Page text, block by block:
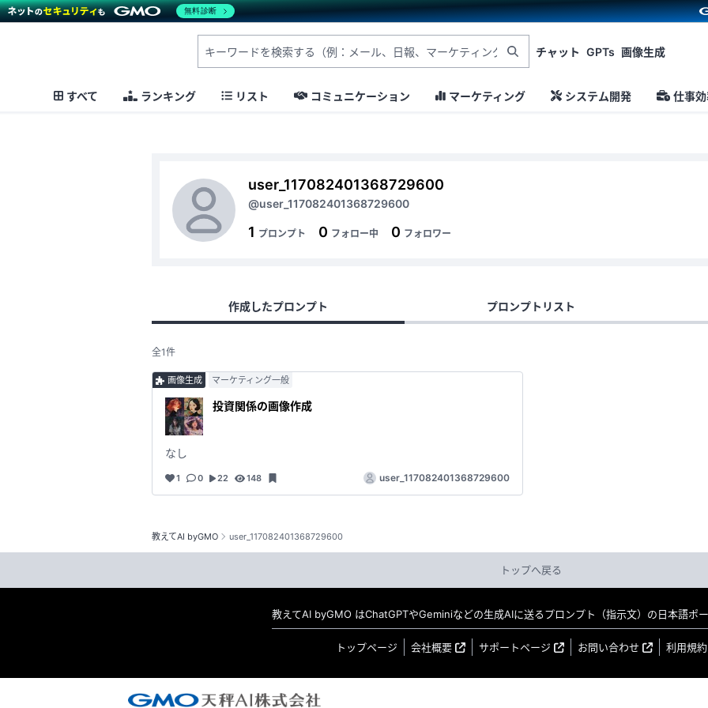
チャット GPTs 画像生成
すべて ランキング リスト コミュニケーション マーケティング システム開発 仕事
教えてAI byGMO user_117082401368729600
user_117082401368729600
@user_117082401368729600
1 プロンプト 0 フォロー中 0 フォロワー
作成したプロンプト プロンプトリスト
全1件
画像生成 マーケティング一般
投資関係の画像作成
なし
1 0 22 148 user_117082401368729600
トップへ戻る
教えてAI byGMO はChatGPTやGeminiなどの生成AIに送るプロンプト（指示文）の日本語ポー
トップページ 会社概要 サポートページ お問い合わせ 利用規約
無料診断